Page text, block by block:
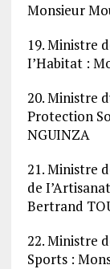
Monsieur
19. Ministre
I’Habitat :
20. Ministre
Protection
NGUINZA
21. Ministre
de
Bertrand
22. Ministre
Sports :